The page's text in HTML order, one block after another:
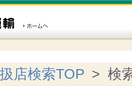
店検索TOP > 検